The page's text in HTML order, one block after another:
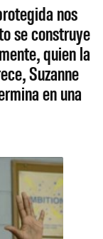
nos
se construye
quien la
Suzanne
en una